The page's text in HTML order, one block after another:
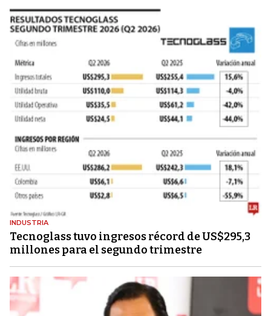
INDUSTRIA
Tecnoglass tuvo ingresos récord de US$295,3
millones para el segundo trimestre